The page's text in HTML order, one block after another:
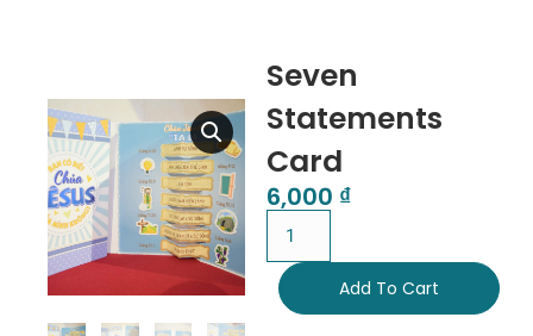
Seven
Statements
Card
6,000 ₫
Add To Cart